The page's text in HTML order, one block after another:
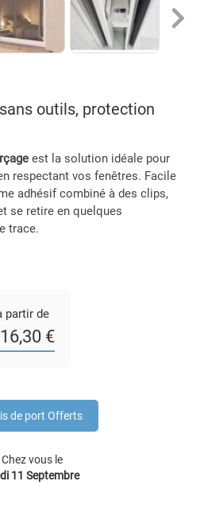
outils, protection
est la solution idéale pour
respectant vos fenêtres. Facile
adhésif combiné à des clips,
se retire en quelques
trace.
partir de
€
de port Offerts
Chez vous le
11 Septembre